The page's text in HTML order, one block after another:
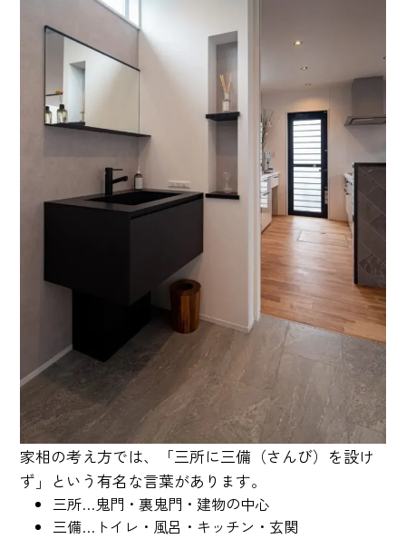
家相の考え方では、「三所に三備（さんび）を設け
ず」という有名な言葉があります。
三所…鬼門・裏鬼門・建物の中心
三備…トイレ・風呂・キッチン・玄関